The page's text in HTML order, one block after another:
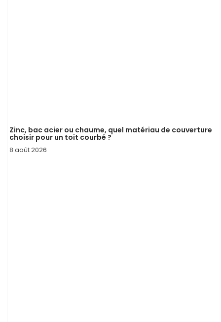
Zinc, bac acier ou chaume, quel matériau de couverture
choisir pour un toit courbé ?
8 août 2026